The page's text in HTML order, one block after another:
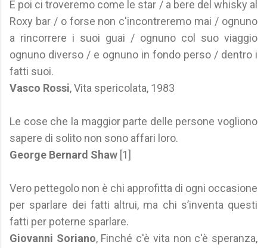
E poi ci troveremo come le star / a bere del whisky al
Roxy bar / o forse non c'incontreremo mai / ognuno
a rincorrere i suoi guai / ognuno col suo viaggio
ognuno diverso / e ognuno in fondo perso / dentro i
fatti suoi.
Vasco Rossi, Vita spericolata, 1983
Le cose che la maggior parte delle persone vogliono
sapere di solito non sono affari loro.
George Bernard Shaw [1]
Vero pettegolo non è chi approfitta di ogni occasione
per sparlare dei fatti altrui, ma chi s’inventa questi
fatti per poterne sparlare.
Giovanni Soriano, Finché c'è vita non c'è speranza,